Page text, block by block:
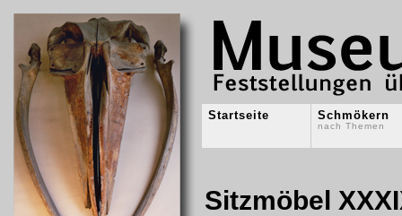
Startseite Schmökern
nach Themen
Sitzmöbel